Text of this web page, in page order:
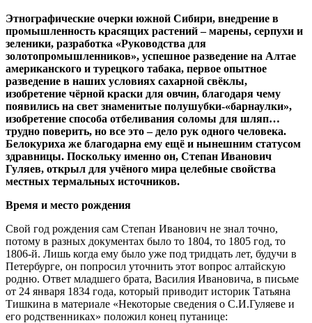
Этнографические очерки южной Сибири, внедрение в
промышленность красящих растений – марены, серпухи и
зеленики, разработка «Руководства для
золотопромышленников», успешное разведение на Алтае
американского и турецкого табака, первое опытное
разведение в наших условиях сахарной свёклы,
изобретение чёрной краски для овчин, благодаря чему
появились на свет знаменитые полушубки-«барнаулки»,
изобретение способа отбеливания соломы для шляп…
трудно поверить, но все это – дело рук одного человека.
Белокуриха же благодарна ему ещё и нынешним статусом
здравницы. Поскольку именно он, Степан Иванович
Гуляев, открыл для учёного мира целебные свойства
местных термальных источников.
Время и место рождения
Свой год рождения сам Степан Иванович не знал точно,
потому в разных документах было то 1804, то 1805 год, то
1806-й. Лишь когда ему было уже под тридцать лет, будучи в
Петербурге, он попросил уточнить этот вопрос алтайскую
родню. Ответ младшего брата, Василия Ивановича, в письме
от 24 января 1834 года, который приводит историк Татьяна
Тишкина в материале «Некоторые сведения о С.И.Гуляеве и
его родственниках» положил конец путанице: